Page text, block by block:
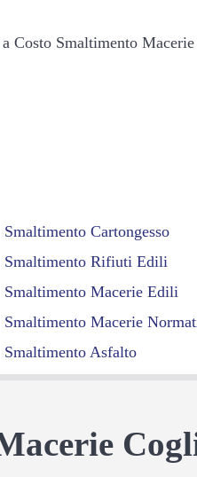
Smaltimento Cartongesso
Smaltimento Rifiuti Edili
Smaltimento Macerie Edili
Smaltimento Macerie
Smaltimento Asfalto